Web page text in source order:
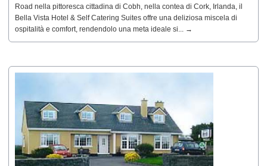
Road nella pittoresca cittadina di Cobh, nella contea di Cork, Irlanda, il
Bella Vista Hotel & Self Catering Suites offre una deliziosa miscela di
ospitalità e comfort, rendendolo una meta ideale si... →